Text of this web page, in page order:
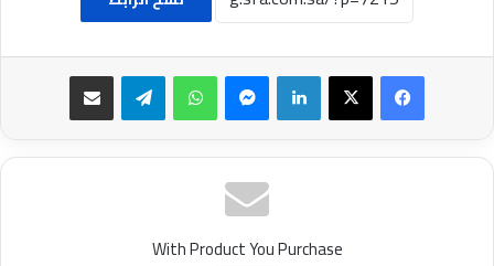
فيسبوك لينكدإن واتساب تيلقرام
With Product You Purchase